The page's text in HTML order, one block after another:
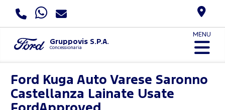
Gruppovis S.P.A.
Concessionaria
MENU
Ford Kuga Auto Varese Saronno
Castellanza Lainate Usate